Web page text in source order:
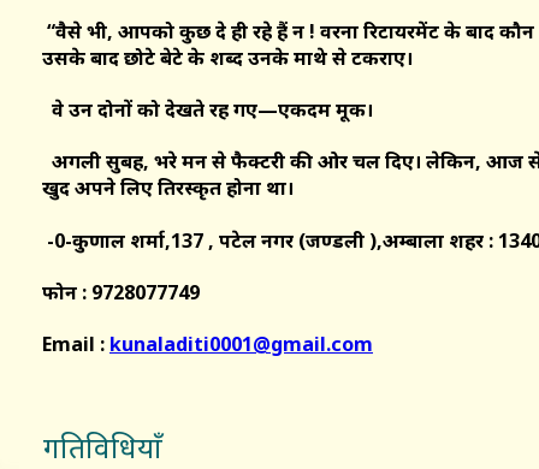
“वैसे भी, आपको कुछ दे ही रहे हैं न ! वरना रिटायरमेंट के बाद कौन
उसके बाद छोटे बेटे के शब्द उनके माथे से टकराए।
वे उन दोनों को देखते रह गए—एकदम मूक।
अगली सुबह, भरे मन से फैक्टरी की ओर चल दिए। लेकिन, आज से
खुद अपने लिए तिरस्कृत होना था।
-0-कुणाल शर्मा,137 , पटेल नगर (जण्डली ),अम्बाला शहर :
फोन : 9728077749
Email : kunaladiti0001@gmail.com
गतिविधियाँ